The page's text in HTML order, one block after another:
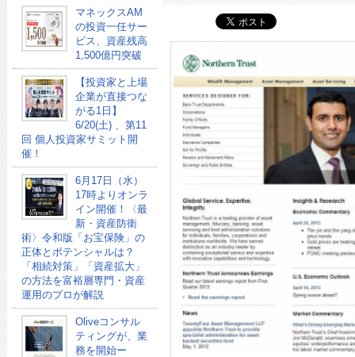
マネックスAM
の投資一任サー
ビス、資産残高
1,500億円突破
【投資家と上場
企業が直接つな
がる1日】
6/20(土) 、第11
回 個人投資家サミット開
催！
6月17日（水）
17時よりオンラ
イン開催！〈最
新・資産防衛
術〉令和版「お宝保険」の
正体とポテンシャルは？
「相続対策」「資産拡大」
の方法を富裕層専門・資産
運用のプロが解説
Oliveコンサル
ティングが、業
務を開始ー